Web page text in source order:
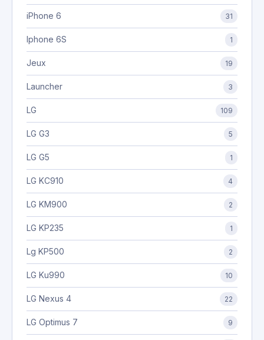
iPhone 6 31
Iphone 6S 1
Jeux 19
Launcher 3
LG 109
LG G3 5
LG G5 1
LG KC910 4
LG KM900 2
LG KP235 1
Lg KP500 2
LG Ku990 10
LG Nexus 4 22
LG Optimus 7 9